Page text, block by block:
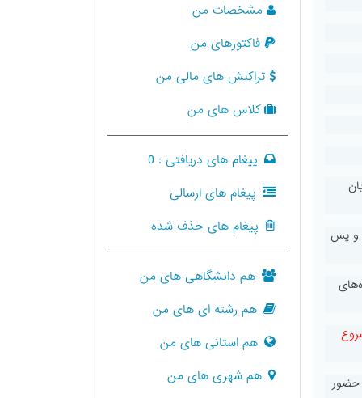
و پس
حضور
مشخصات من
فاکتورهای من
تراکنش های مالی من
کلاس های من
پیغام های دریافتی : 0
پیغام های ارسالی
پیغام های حذف شده
هم دانشگاهی های من
هم رشته ای های من
هم استانی های من
هم شهری های من